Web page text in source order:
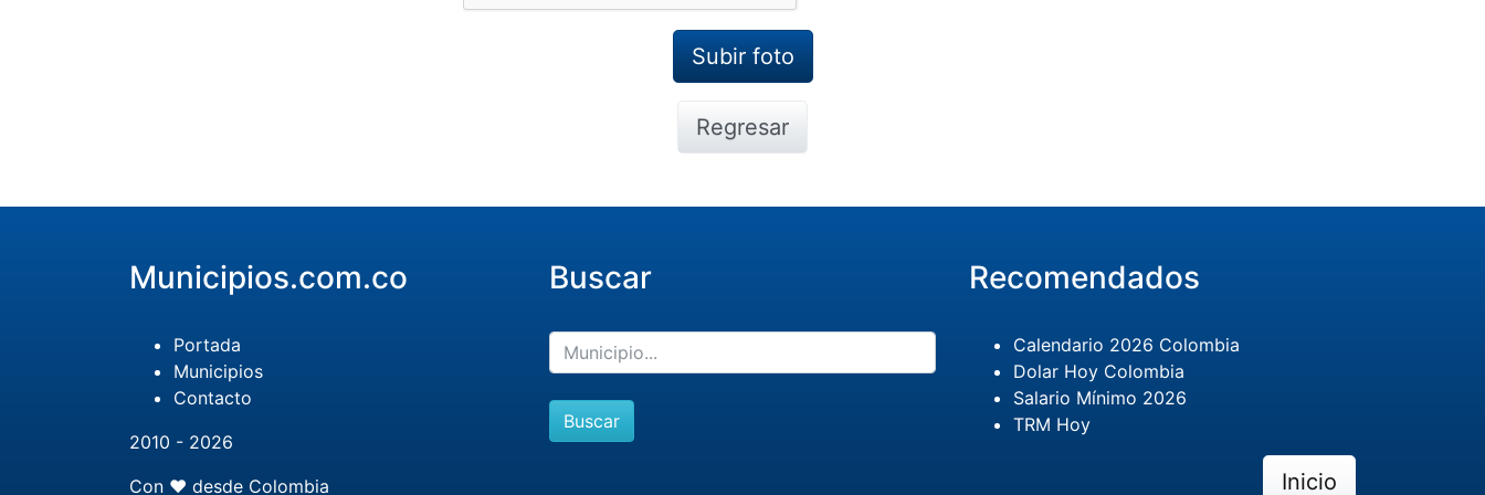
Regresar
Municipios.com.co
Portada
Municipios
Contacto
2010 - 2026
Con ❤️ desde Colombia
Buscar
Buscar
Recomendados
Calendario 2026 Colombia
Dolar Hoy Colombia
Salario Mínimo 2026
TRM Hoy
Inicio